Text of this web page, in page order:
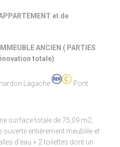
et de
ANCIEN ( PARTIES
totale)
Lagache Pont
surface totale de 75,09 m2,
entièrement meublée et
d’eau + 2 toilettes dont un